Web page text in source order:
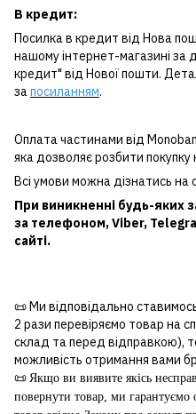
В кредит:
Посилка в кредит від Нова
нашому інтернет-магазині за
кредит" від Нової пошти.
запосиланням.
Оплата частинами від
яка дозволяє розбити покупку
Всі умови можна дізнатись на
При виникненні будь-яких
за телефоном,Viber,
сайті.
📜 Ми відповідально
2 рази перевіряємо товар на
склад та перед відправкою),
можливість отримання вами
📜 Якщо ви виявите якісь
повернути товар, ми гарантуємо